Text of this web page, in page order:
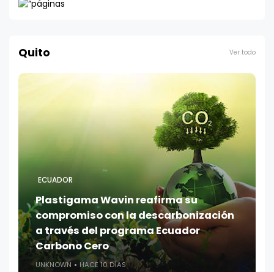
Quito Ver todo
ECUADOR
Plastigama Wavin reafirma su
compromiso con la descarbonización
a través del programa Ecuador
Carbono Cero
UNKNOWN HACE 10 DÍAS